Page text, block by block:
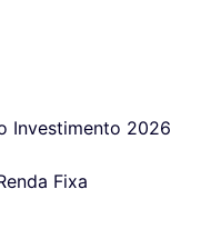
Investimento 2026
Fixa